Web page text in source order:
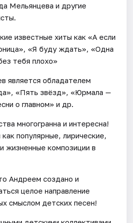
Мельянцева и другие
известные хиты как «А если
«Я буду ждать», «Одна
тебя плохо»
является обладателем
«Пять звёзд», «Юрмала —
о главном» и др.
многогранна и интересна!
популярные, лирические,
жизненные композиции в
Андреем создано и
целое направление
смыслом детских песен!